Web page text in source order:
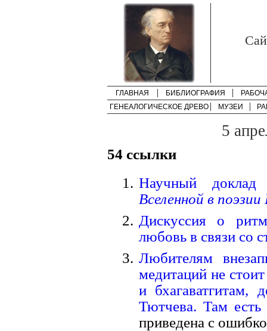
ГЛАВНАЯ БИБЛИОГРАФИЯ
ГЕНЕАЛОГИЧЕСКОЕ ДРЕВО
МУЗЕИ
5
54 ссылки
Научный
Вселенной в
Дискуссия о
любовь в связи со
Любителям
медитаций не
и бхагаватгитам,
Тютчева. Там есть
приведена с